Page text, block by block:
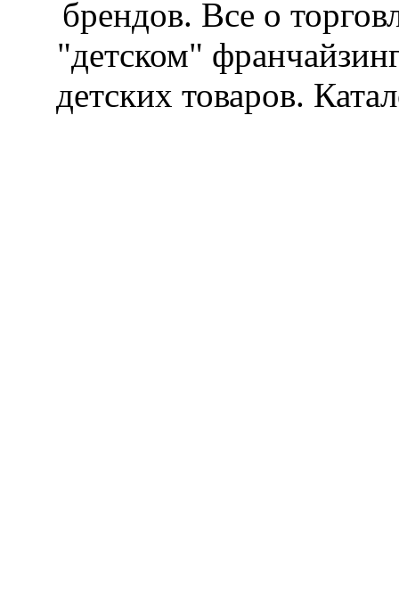
брендов. Все о
"детском"
детских товаров.